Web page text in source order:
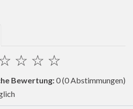
☆
☆
☆
Bewertung:0(0 Abstimmungen)